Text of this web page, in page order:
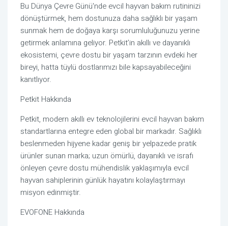
Bu Dünya Çevre Günü'nde evcil hayvan bakım rutininizi
dönüştürmek, hem dostunuza daha sağlıklı bir yaşam
sunmak hem de doğaya karşı sorumluluğunuzu yerine
getirmek anlamına geliyor. Petkit’in akıllı ve dayanıklı
ekosistemi, çevre dostu bir yaşam tarzının evdeki her
bireyi, hatta tüylü dostlarımızı bile kapsayabileceğini
kanıtlıyor.
Petkit Hakkında
Petkit, modern akıllı ev teknolojilerini evcil hayvan bakım
standartlarına entegre eden global bir markadır. Sağlıklı
beslenmeden hijyene kadar geniş bir yelpazede pratik
ürünler sunan marka; uzun ömürlü, dayanıklı ve israfı
önleyen çevre dostu mühendislik yaklaşımıyla evcil
hayvan sahiplerinin günlük hayatını kolaylaştırmayı
misyon edinmiştir.
EVOFONE Hakkında